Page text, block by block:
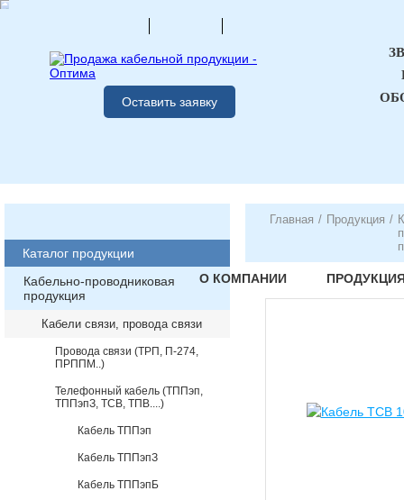
Оставить заявку
О КОМПАНИИ
Каталог продукции
Кабельно-проводниковая
продукция
Кабели связи, провода связи
Провода связи (ТРП, П-274,
ПРППМ..)
Телефонный кабель (ТППэп,
ТППэпЗ, ТСВ, ТПВ....)
Кабель ТППэп
Кабель ТППэпЗ
Кабель ТППэпБ
Главная / Продукция /